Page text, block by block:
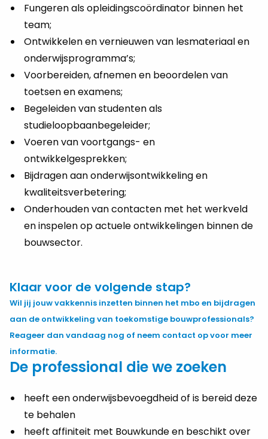
Fungeren als opleidingscoördinator binnen het
team;
Ontwikkelen en vernieuwen van lesmateriaal en
onderwijsprogramma’s;
Voorbereiden, afnemen en beoordelen van
toetsen en examens;
Begeleiden van studenten als
studieloopbaanbegeleider;
Voeren van voortgangs- en
ontwikkelgesprekken;
Bijdragen aan onderwijsontwikkeling en
kwaliteitsverbetering;
Onderhouden van contacten met het werkveld
en inspelen op actuele ontwikkelingen binnen de
bouwsector.
Klaar voor de volgende stap?
Wil jij jouw vakkennis inzetten binnen het mbo en bijdragen
aan de ontwikkeling van toekomstige bouwprofessionals?
Reageer dan vandaag nog of neem contact op voor meer
informatie.
De professional die we zoeken
heeft een onderwijsbevoegdheid of is bereid deze
te behalen
heeft affiniteit met Bouwkunde en beschikt over